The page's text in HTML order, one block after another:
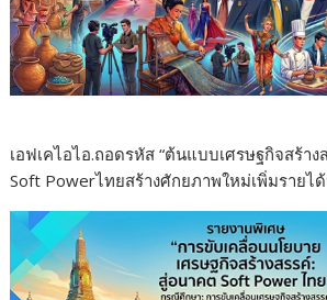
เอฟเคไอไอ.ถอดรหัส “ต้นแบบเศรษฐกิจสร้าง
Soft Powerไทยสร้างศักยภาพใหม่เพิ่มรายไ